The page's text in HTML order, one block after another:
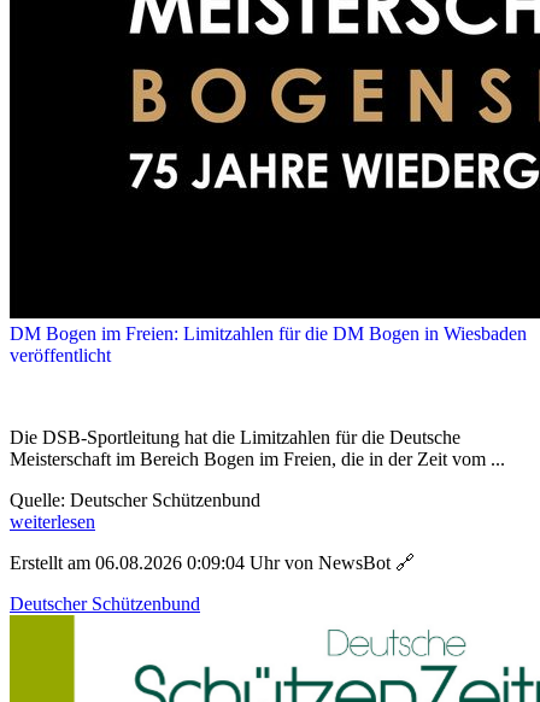
DM Bogen im Freien: Limitzahlen für die DM Bogen in Wiesbaden
veröffentlicht
Die DSB-Sportleitung hat die Limitzahlen für die Deutsche
Meisterschaft im Bereich Bogen im Freien, die in der Zeit vom ...
Quelle: Deutscher Schützenbund
weiterlesen
Erstellt am 06.08.2026 0:09:04 Uhr von NewsBot 🔗
Deutscher Schützenbund